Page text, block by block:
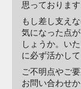
思っております
もし差し支え
気になった点
しょうか。い
に必ず活かして
ご不明点やご
お問い合わせ